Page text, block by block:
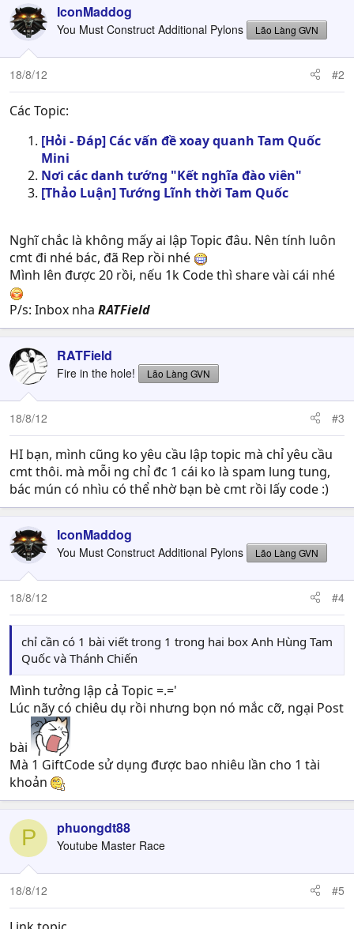
c
t
i
o
n
s
IconMaddog
You Must Construct Additional Pylons Lão Làng GVN
18/8/12 #2
Các Topic:
[Hỏi - Đáp] Các vấn đề xoay quanh Tam Quốc
Mini
Nơi các danh tướng "Kết nghĩa đào viên"
[Thảo Luận] Tướng Lĩnh thời Tam Quốc
Nghĩ chắc là không mấy ai lập Topic đâu. Nên tính luôn
cmt đi nhé bác, đã Rep rồi nhé
Mình lên được 20 rồi, nếu 1k Code thì share vài cái nhé
P/s: Inbox nha RATField
RATField
Fire in the hole! Lão Làng GVN
18/8/12 #3
HI bạn, mình cũng ko yêu cầu lập topic mà chỉ yêu cầu
cmt thôi. mà mỗi ng chỉ đc 1 cái ko là spam lung tung,
bác mún có nhìu có thể nhờ bạn bè cmt rồi lấy code :)
IconMaddog
You Must Construct Additional Pylons Lão Làng GVN
18/8/12 #4
chỉ cần có 1 bài viết trong 1 trong hai box Anh Hùng Tam
Quốc và Thánh Chiến
Mình tưởng lập cả Topic =.='
Lúc nãy có chiêu dụ rồi nhưng bọn nó mắc cỡ, ngại Post
bài
Mà 1 GiftCode sử dụng được bao nhiêu lần cho 1 tài
khoản
P phuongdt88
Youtube Master Race
18/8/12 #5